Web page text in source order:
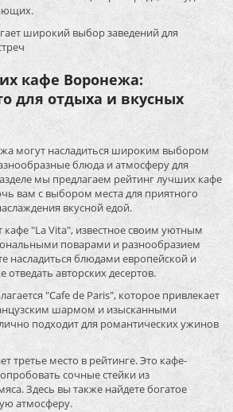
широкий выбор заведений для
кафе Воронежа:
для отдыха и вкусных
могут насладиться широким выбором
блюда и атмосферу для
мы предлагаем рейтинг лучших кафе
вам с выбором места для приятного
вкусной едой.
кафе "La Vita", известное своим уютным
поварами и разнообразием
насладиться блюдами европейской и
отведать авторских десертов.
"Cafe de Paris", которое привлекает
шармом и изысканными
подходит для романтических ужинов
третье место в рейтинге. Это кафе-
сочные стейки из
Здесь вы также найдете богатое
атмосферу.